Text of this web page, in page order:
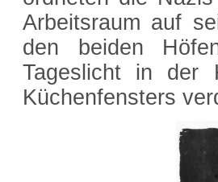
Arbeitsraum auf
den beiden
Tageslicht in der
Küchenfensters